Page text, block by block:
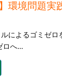
環境問題実
によるゴミゼロ
ロへ...